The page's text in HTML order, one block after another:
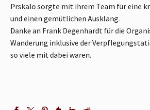
Prskalo sorgte mit ihrem Team für eine
und einen gemütlichen Ausklang.
Danke an Frank Degenhardt für die
Wanderung inklusive der
so viele mit dabei waren.